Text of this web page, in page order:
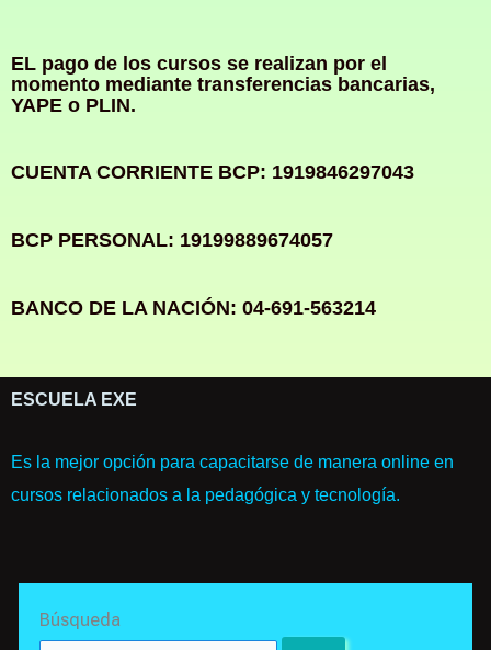
EL pago de los cursos se realizan por el
momento mediante transferencias bancarias,
YAPE o PLIN.
CUENTA CORRIENTE BCP: 1919846297043
BCP PERSONAL: 19199889674057
BANCO DE LA NACIÓN: 04-691-563214
ESCUELA EXE
Es la mejor opción para capacitarse de manera online en
cursos relacionados a la pedagógica y tecnología.
Búsqueda
for: